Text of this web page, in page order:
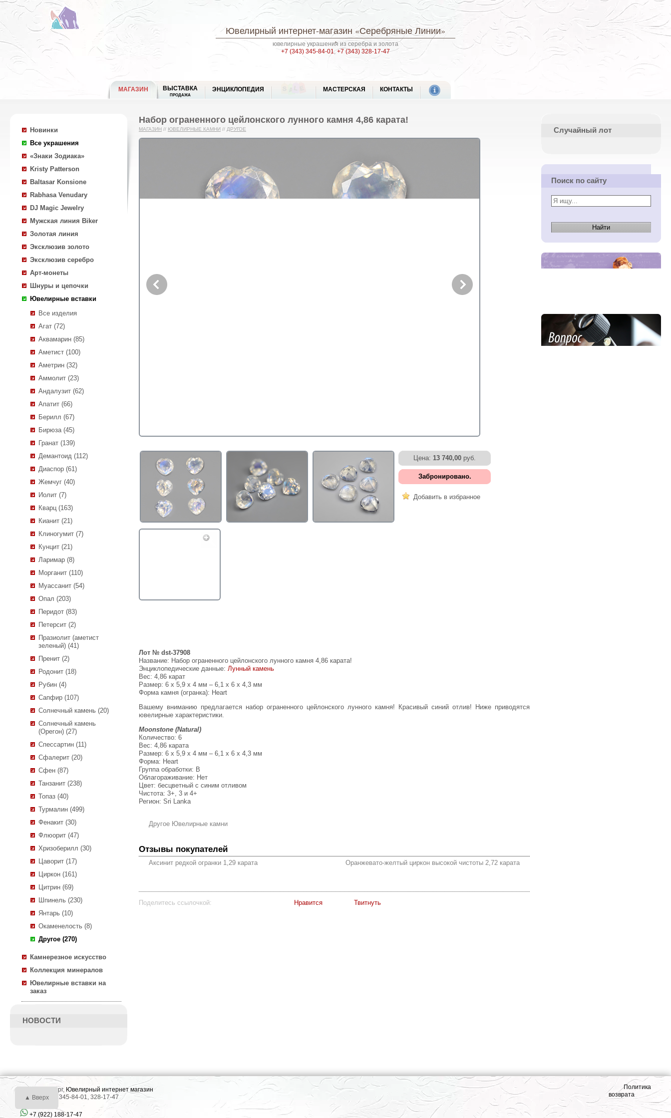
Ювелирный интернет-магазин «Серебряные Линии»
ювелирные украшения из серебра и золота
+7 (343) 345-84-01,+7 (343) 328-17-47
МАГАЗИН ВЫСТАВКА
ПРОДАЖА
ЭНЦИКЛОПЕДИЯ МАСТЕРСКАЯ КОНТАКТЫ
Новинки
Все украшения
«Знаки Зодиака»
Kristy Patterson
Baltasar Konsione
Rabhasa Venudary
DJ Magic Jewelry
Мужская линия Biker
Золотая линия
Эксклюзив золото
Эксклюзив серебро
Арт-монеты
Шнуры и цепочки
Ювелирные вставки
Все изделия
Агат (72)
Аквамарин (85)
Аметист (100)
Аметрин (32)
Аммолит (23)
Андалузит (62)
Апатит (66)
Берилл (67)
Бирюза (45)
Гранат (139)
Демантоид (112)
Диаспор (61)
Жемчуг (40)
Иолит (7)
Кварц (163)
Кианит (21)
Клиногумит (7)
Кунцит (21)
Ларимар (8)
Морганит (110)
Муассанит (54)
Опал (203)
Перидот (83)
Петерсит (2)
Празиолит (аметист
зеленый) (41)
Пренит (2)
Родонит (18)
Рубин (4)
Сапфир (107)
Солнечный камень (20)
Солнечный камень
(Орегон) (27)
Спессартин (11)
Сфалерит (20)
Сфен (87)
Танзанит (238)
Топаз (40)
Турмалин (499)
Фенакит (30)
Флюорит (47)
Хризоберилл (30)
Цаворит (17)
Циркон (161)
Цитрин (69)
Шпинель (230)
Янтарь (10)
Окаменелость (8)
Другое (270)
Камнерезное искусство
Коллекция минералов
Ювелирные вставки на
заказ
НОВОСТИ
Набор ограненного цейлонского лунного камня 4,86 карата!
МАГАЗИН // ЮВЕЛИРНЫЕ КАМНИ // ДРУГОЕ
Цена: 13 740,00 руб.
Забронировано.
Добавить в избранное
Лот № dst-37908
Название: Набор ограненного цейлонского лунного камня 4,86 карата!
Энциклопедические данные: Лунный камень
Вес: 4,86 карат
Размер: 6 х 5,9 х 4 мм – 6,1 х 6 х 4,3 мм
Форма камня (огранка): Heart
Вашему вниманию предлагается набор ограненного цейлонского лунного камня! Красивый синий отлив! Ниже приводятся
ювелирные характеристики.
Moonstone (Natural)
Количество: 6
Вес: 4,86 карата
Размер: 6 х 5,9 х 4 мм – 6,1 х 6 х 4,3 мм
Форма: Heart
Группа обработки: В
Облагораживание: Нет
Цвет: бесцветный с синим отливом
Чистота: 3+, 3 и 4+
Регион: Sri Lanka
Другое Ювелирные камни
Отзывы покупателей
Аксинит редкой огранки 1,29 карата Оранжевато-желтый циркон высокой чистоты 2,72 карата
Поделитесь ссылочкой: Нравится Твитнуть
Случайный лот
Поиск по сайту
г. Екатеринбург, Ювелирный интернет магазин
Тел.: +7 (343) 345-84-01, 328-17-47
+7 (922) 188-17-47
Политика
возврата
▲ Вверх